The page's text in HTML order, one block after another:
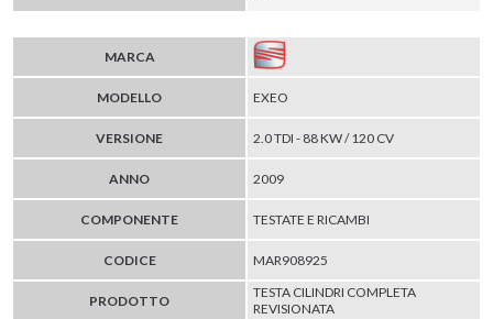
MARCA
MODELLO EXEO
VERSIONE 2.0 TDI - 88 KW / 120 CV
ANNO 2009
COMPONENTE TESTATE E RICAMBI
CODICE MAR908925
PRODOTTO
TESTA CILINDRI COMPLETA
REVISIONATA